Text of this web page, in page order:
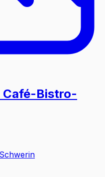
Café-Bistro-